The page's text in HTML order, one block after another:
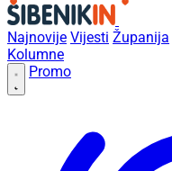
Najnovije Vijesti Županija
Kolumne
Promo